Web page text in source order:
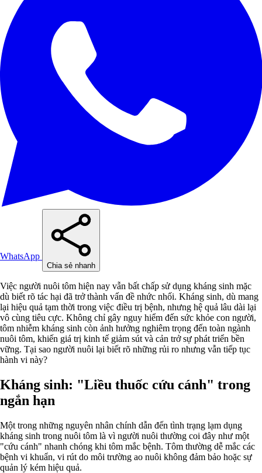
WhatsApp
Chia sẻ nhanh
Việc người nuôi tôm hiện nay vẫn bất chấp sử dụng kháng sinh mặc
dù biết rõ tác hại đã trở thành vấn đề nhức nhối. Kháng sinh, dù mang
lại hiệu quả tạm thời trong việc điều trị bệnh, nhưng hệ quả lâu dài lại
vô cùng tiêu cực. Không chỉ gây nguy hiểm đến sức khỏe con người,
tôm nhiễm kháng sinh còn ảnh hưởng nghiêm trọng đến toàn ngành
nuôi tôm, khiến giá trị kinh tế giảm sút và cản trở sự phát triển bền
vững. Tại sao người nuôi lại biết rõ những rủi ro nhưng vẫn tiếp tục
hành vi này?
Kháng sinh: "Liều thuốc cứu cánh" trong
ngắn hạn
Một trong những nguyên nhân chính dẫn đến tình trạng lạm dụng
kháng sinh trong nuôi tôm là vì người nuôi thường coi đây như một
"cứu cánh" nhanh chóng khi tôm mắc bệnh. Tôm thường dễ mắc các
bệnh vi khuẩn, vi rút do môi trường ao nuôi không đảm bảo hoặc sự
quản lý kém hiệu quả.